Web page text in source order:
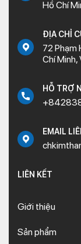
Hồ Chí
ĐỊA CHỈ
72 Phạm
Chí Minh,
HỖ TRỢ
EMAIL
LIÊN KẾT
Giới thiệu
Sản phẩm